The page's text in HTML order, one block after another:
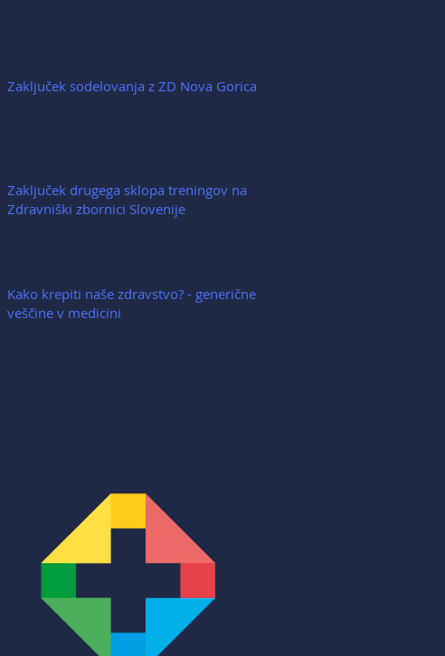
Zaključek sodelovanja z ZD Nova Gorica
Zaključek drugega sklopa treningov na
Zdravniški zbornici Slovenije
Kako krepiti naše zdravstvo? - generične
veščine v medicini